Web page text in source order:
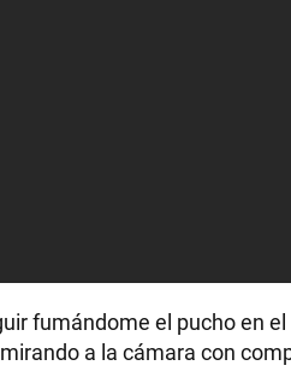
fumándome el pucho en
a la cámara con